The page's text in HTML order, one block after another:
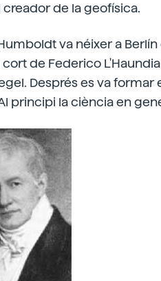
creador de la geofísica.
va néixer a Berlín
de Federico
Després es va
principi la ciència en